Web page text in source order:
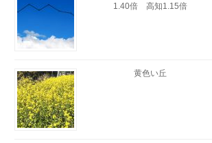
1.40倍 高知1.15倍
黄色い丘